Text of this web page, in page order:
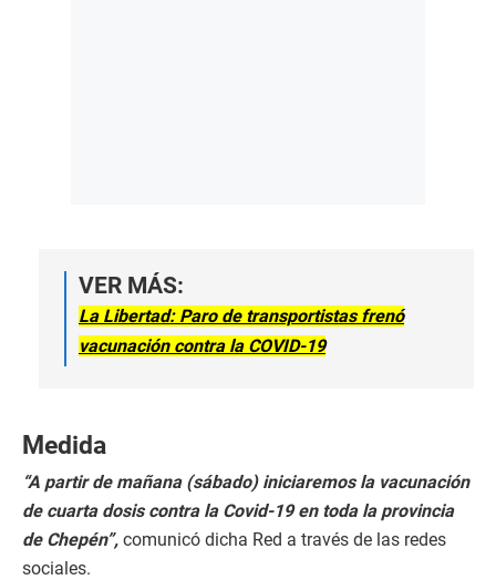
VER MÁS:
La Libertad: Paro de transportistas frenó
vacunación contra la COVID-19
Medida
“A partir de mañana (sábado) iniciaremos la vacunación
de cuarta dosis contra la Covid-19 en toda la provincia
de Chepén”, comunicó dicha Red a través de las redes
sociales.